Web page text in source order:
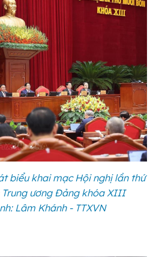
biểu khai mạc Hội nghị lần thứ
Trung ương Đảng khóa XIII
Lâm Khánh - TTXVN